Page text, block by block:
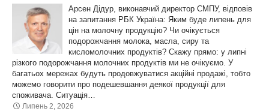
Арсен Дідур, виконавчий директор СМПУ, відповів
на запитання РБК Україна: Яким буде липень для
цін на молочну продукцію? Чи очікується
подорожчання молока, масла, сиру та
кисломолочних продуктів? Скажу прямо: у липні
різкого подорожчання молочних продуктів ми не очікуємо. У
багатьох мережах будуть продовжуватися акційні продажі, тобто
можемо говорити про подешевшання деякої продукції для
споживача. Ситуація…
Липень 2, 2026